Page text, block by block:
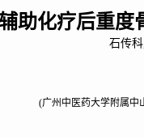
助化疗后重度
石传
(广州中医药大学附属